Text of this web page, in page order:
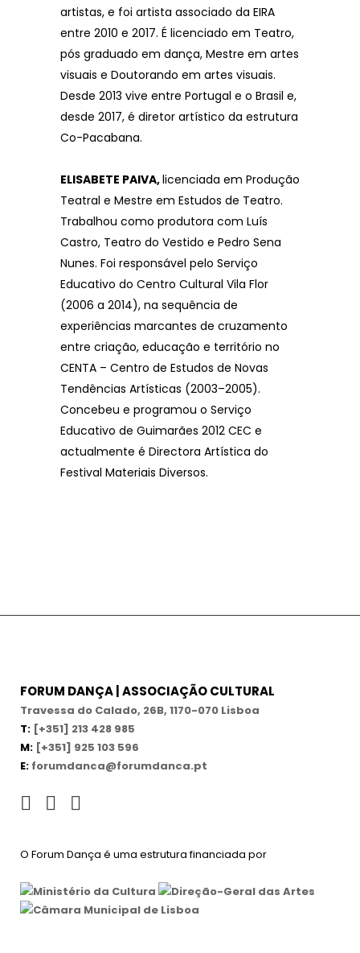
artistas, e foi artista associado da EIRA
entre 2010 e 2017. É licenciado em Teatro,
pós graduado em dança, Mestre em artes
visuais e Doutorando em artes visuais.
Desde 2013 vive entre Portugal e o Brasil e,
desde 2017, é diretor artístico da estrutura
Co-Pacabana.
ELISABETE PAIVA,licenciada em Produção
Teatral e Mestre em Estudos de Teatro.
Trabalhou como produtora com Luís
Castro, Teatro do Vestido e Pedro Sena
Nunes. Foi responsável pelo Serviço
Educativo do Centro Cultural Vila Flor
(2006 a 2014), na sequência de
experiências marcantes de cruzamento
entre criação, educação e território no
CENTA – Centro de Estudos de Novas
Tendências Artísticas (2003–2005).
Concebeu e programou o Serviço
Educativo de Guimarães 2012 CEC e
actualmente é Directora Artística do
Festival Materiais Diversos.
FORUM DANÇA | ASSOCIAÇÃO CULTURAL
Travessa do Calado, 26B, 1170-070 Lisboa
T: [+351] 213 428 985
M: [+351] 925 103 596
E: forumdanca@forumdanca.pt
O Forum Dança é uma estrutura financiada por